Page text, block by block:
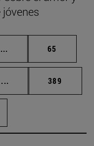
... Páginas intermedias
Página
65
... Páginas intermedias
Página
389